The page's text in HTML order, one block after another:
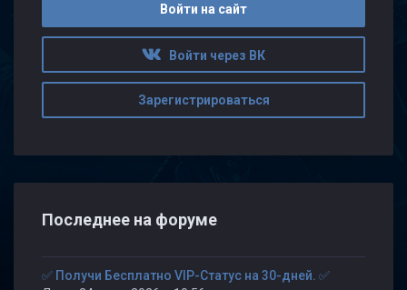
Войти на сайт
Войти через ВК
Зарегистрироваться
Последнее на форуме
✅ Получи Бесплатно VIP-Статус на 30-дней. ✅